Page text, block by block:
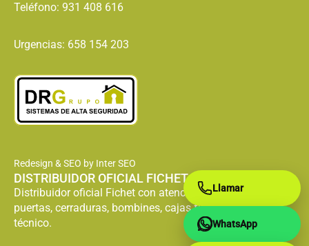
Teléfono: 931 408 616
Urgencias: 658 154 203
Redesign & SEO by Inter SEO
DISTRIBUIDOR OFICIAL FICHET
Distribuidor oficial Fichet con atención especializada en
puertas, cerraduras, bombines, cajas fuertes y servicio
técnico.
Llamar
WhatsApp